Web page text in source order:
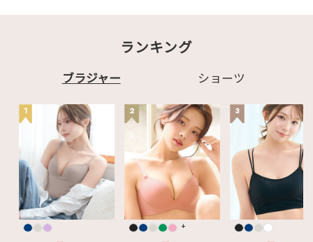
ランキング
ブラジャー ショーツ
1 2
+
3